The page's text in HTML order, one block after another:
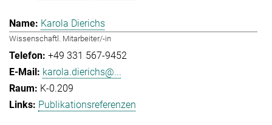
Karola Dierichs
Wissenschaftl. Mitarbeiter/-in
+49 331 567-9452
karola.dierichs@...
K-0.209
Publikationsreferenzen